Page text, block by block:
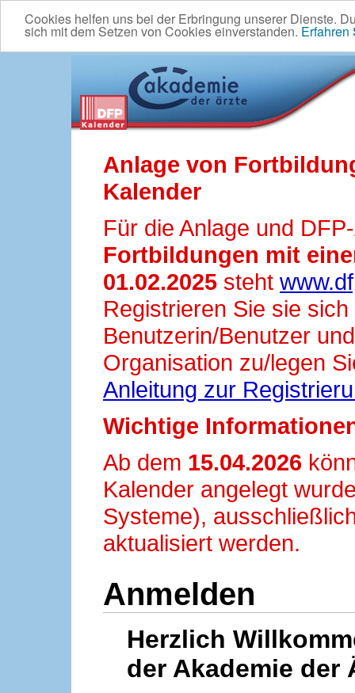
Cookies helfen uns bei der Erbringung unserer Dienste.
sich mit dem Setzen von Cookies einverstanden. Erfahren
Anlage von
Kalender
Für die Anlage und
Fortbildungen mit
01.02.2025 steht
Registrieren Sie sie
Benutzerin/Benutzer
Organisation zu/legen
Anleitung zur
Wichtige
Ab dem 15.04.2026
Kalender angelegt
Systeme),
aktualisiert werden.
Anmelden
Herzlich
der Akademie der